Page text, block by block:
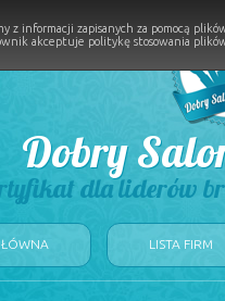
Dobry
dla liderów
LISTA FIRM
informacji zapisanych za pomocą
akceptuje politykę stosowania